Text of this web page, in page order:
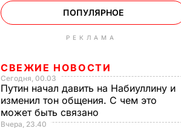
ПОПУЛЯРНОЕ
РЕКЛАМА
СВЕЖИЕ НОВОСТИ
Сегодня, 00.03
Путин начал давить на Набиуллину и
изменил тон общения. С чем это
может быть связано
Вчера, 23.40